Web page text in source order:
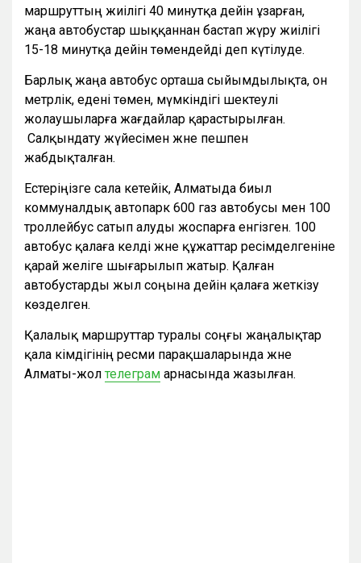
маршруттың жиілігі 40 минутқа дейін ұзарған,
жаңа автобустар шыққаннан бастап жүру жиілігі
15-18 минутқа дейін төмендейді деп күтілуде.
Барлық жаңа автобус орташа сыйымдылықта, он
метрлік, едені төмен, мүмкіндігі шектеулі
жолаушыларға жағдайлар қарастырылған.
Салқындату жүйесімен және пешпен
жабдықталған.
Естеріңізге сала кетейік, Алматыда биыл
коммуналдық автопарк 600 газ автобусы мен 100
троллейбус сатып алуды жоспарға енгізген. 100
автобус қалаға келді және құжаттар ресімделгеніне
қарай желіге шығарылып жатыр. Қалған
автобустарды жыл соңына дейін қалаға жеткізу
көзделген.
Қалалық маршруттар туралы соңғы жаңалықтар
қала әкімдігінің ресми парақшаларында және
Алматы-жол телеграм арнасында жазылған.